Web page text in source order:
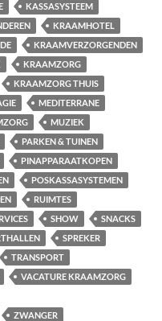
KASSASYSTEEM
KRAAMHOTEL
KRAAMVERZORGENDEN
KRAAMZORG
KRAAMZORG THUIS
MEDITERRANE
MUZIEK
PARKEN & TUINEN
PINAPPARAATKOPEN
POSKASSASYSTEMEN
RUIMTES
SHOW
SNACKS
SPREKER
TRANSPORT
VACATURE KRAAMZORG
ZWANGER